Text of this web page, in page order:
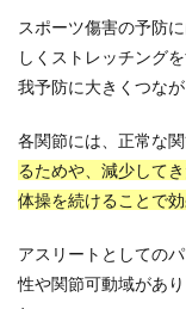
スポーツ傷害の予防
しくストレッチング
我予防に大きくつなが
各関節には、正常な
るためや、減少して
体操を続けることで効
アスリートとしての
性や関節可動域があ